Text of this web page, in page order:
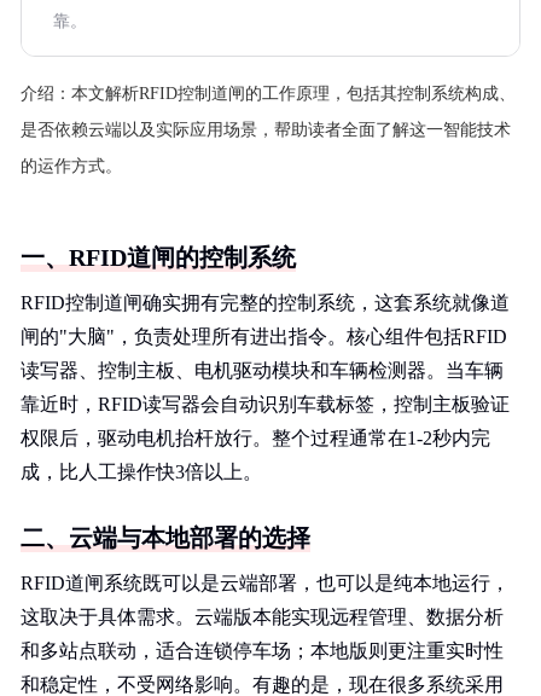
靠。
介绍： 本文解析RFID控制道闸的工作原理，包括其控制系统构成、
是否依赖云端以及实际应用场景，帮助读者全面了解这一智能技术
的运作方式。
一、RFID道闸的控制系统
RFID控制道闸确实拥有完整的控制系统，这套系统就像道
闸的"大脑"，负责处理所有进出指令。核心组件包括RFID
读写器、控制主板、电机驱动模块和车辆检测器。当车辆
靠近时，RFID读写器会自动识别车载标签，控制主板验证
权限后，驱动电机抬杆放行。整个过程通常在1-2秒内完
成，比人工操作快3倍以上。
二、云端与本地部署的选择
RFID道闸系统既可以是云端部署，也可以是纯本地运行，
这取决于具体需求。云端版本能实现远程管理、数据分析
和多站点联动，适合连锁停车场；本地版则更注重实时性
和稳定性，不受网络影响。有趣的是，现在很多系统采用